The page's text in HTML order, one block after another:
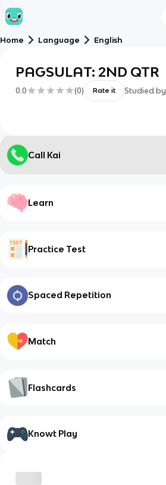
Home Language English
PAGSULAT: 2ND QTR
0.0 (0) Rate it Studied by
Call Kai
Learn
Practice Test
Spaced Repetition
Match
Flashcards
Knowt Play